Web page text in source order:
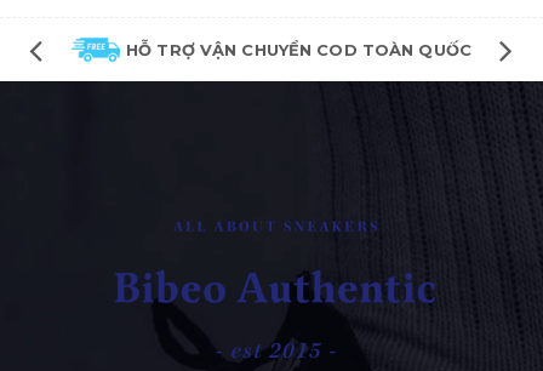
HỖ TRỢ VẬN CHUYỂN COD TOÀN QUỐC